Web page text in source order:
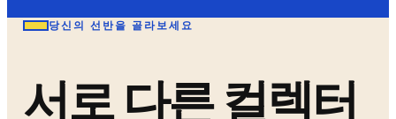
당신의 선반을 골라보세요
서로 다른 컬렉터